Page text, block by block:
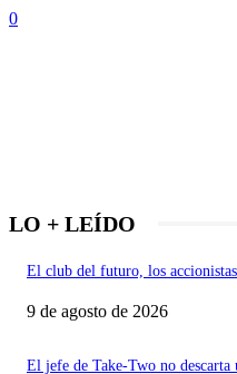
0
LO + LEÍDO
El club del futuro, los
9 de agosto de 2026
El jefe de Take-Two no